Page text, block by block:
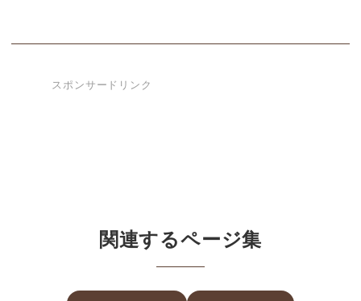
スポンサードリンク
関連するページ集